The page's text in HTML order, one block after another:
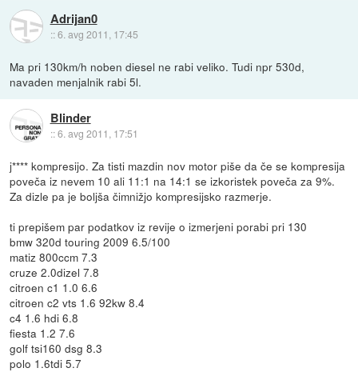
Adrijan0
::6. avg 2011, 17:45
Ma pri 130km/h noben diesel ne rabi veliko. Tudi npr 530d,
navaden menjalnik rabi 5l.
Blinder
::6. avg 2011, 17:51
j**** kompresijo. Za tisti mazdin nov motor piše da če se kompresija
poveča iz nevem 10 ali 11:1 na 14:1 se izkoristek poveča za 9%.
Za dizle pa je boljša čimnižjo kompresijsko razmerje.
ti prepišem par podatkov iz revije o izmerjeni porabi pri 130
bmw 320d touring 2009 6.5/100
matiz 800ccm 7.3
cruze 2.0dizel 7.8
citroen c1 1.0 6.6
citroen c2 vts 1.6 92kw 8.4
c4 1.6 hdi 6.8
fiesta 1.2 7.6
golf tsi160 dsg 8.3
polo 1.6tdi 5.7